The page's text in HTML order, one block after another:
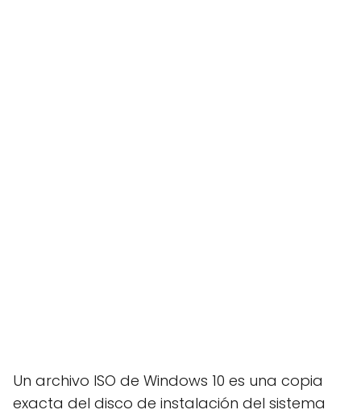
Un archivo ISO de Windows 10 es una copia
exacta del disco de instalación del sistema